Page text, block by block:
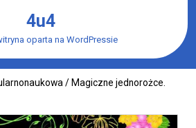
4u4
oparta na WordPressie
/ Magiczne jednorożce.